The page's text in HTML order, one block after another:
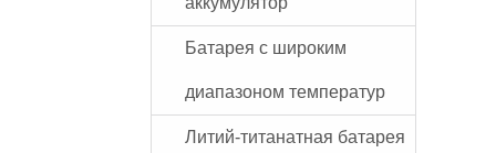
Батарея с широким
диапазоном температур
Литий-титанатная батарея